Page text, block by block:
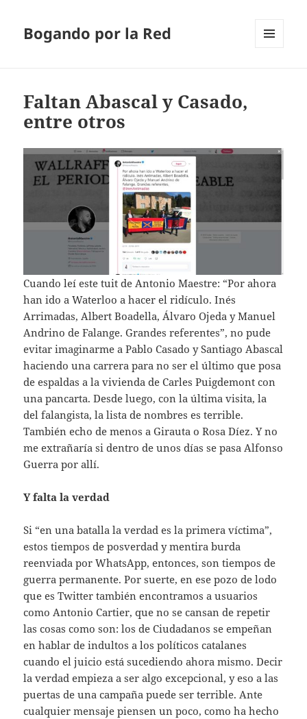
Bogando por la Red
Faltan Abascal y Casado,
entre otros
Cuando leí este tuit de Antonio Maestre: “Por ahora
han ido a Waterloo a hacer el ridículo. Inés
Arrimadas, Albert Boadella, Álvaro Ojeda y Manuel
Andrino de Falange. Grandes referentes”, no pude
evitar imaginarme a Pablo Casado y Santiago Abascal
haciendo una carrera para no ser el último que posa
de espaldas a la vivienda de Carles Puigdemont con
una pancarta. Desde luego, con la última visita, la
del falangista, la lista de nombres es terrible.
También echo de menos a Girauta o Rosa Díez. Y no
me extrañaría si dentro de unos días se pasa Alfonso
Guerra por allí.
Y falta la verdad
Si “en una batalla la verdad es la primera víctima”,
estos tiempos de posverdad y mentira burda
reenviada por WhatsApp, entonces, son tiempos de
guerra permanente. Por suerte, en ese pozo de lodo
que es Twitter también encontramos a usuarios
como Antonio Cartier, que no se cansan de repetir
las cosas como son: los de Ciudadanos se empeñan
en hablar de indultos a los políticos catalanes
cuando el juicio está sucediendo ahora mismo. Decir
la verdad empieza a ser algo excepcional, y eso a las
puertas de una campaña puede ser terrible. Ante
cualquier mensaje piensen un poco, como ha hecho